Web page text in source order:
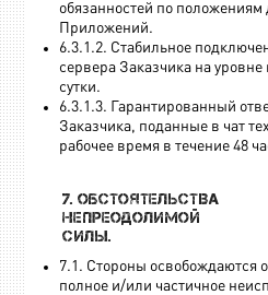
обязанностей по положениям
Приложений.
6.3.1.2. Стабильное
сервера Заказчика на уровне
сутки.
6.3.1.3. Гарантированный
Заказчика, поданные в чат
рабочее время в течение 48
7. Обстоятельства
непреодолимой
силы.
7.1. Стороны освобождаются
полное и/или частичное